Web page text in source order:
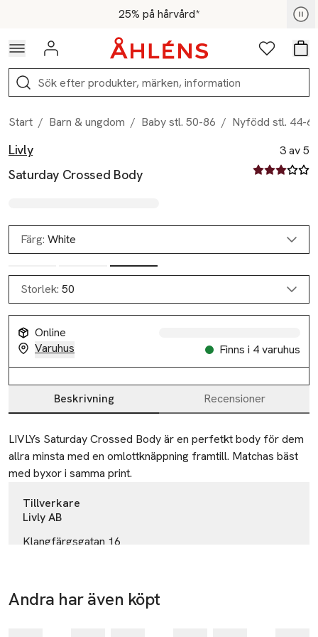
Hoppa till navigationsmenyn25% på hårvård*
För medlemmar - Shoppa nu
Logga in Favoriter
Sök
Start / Barn & ungdom / Baby stl. 50-86 / Nyfödd stl. 44-
Produktbilder
Hoppa över bildspelet
Livly
Saturday Crossed Body
3 av 5
3 av fem
Färg: White
Storlek: 50
Online
Varuhus
Finns i 4 varuhus
Produktinformation
Beskrivning Recensioner
Beskrivning
LIVLYs Saturday Crossed Body är en perfetkt body för dem
allra minsta med en omlottknäppning framtill. Matchas bäst
med byxor i samma print.
Tillverkare
Livly AB
Klangfärgsgatan 16
E-post
info@livlyclothing.com
Andra har även köpt